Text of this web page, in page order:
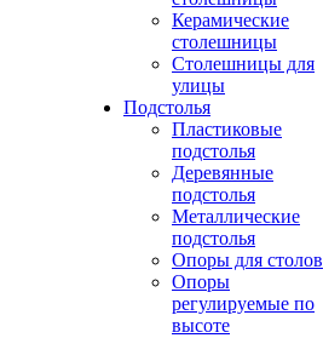
Керамические
столешницы
Столешницы для
улицы
Подстолья
Пластиковые
подстолья
Деревянные
подстолья
Металлические
подстолья
Опоры для столов
Опоры
регулируемые по
высоте